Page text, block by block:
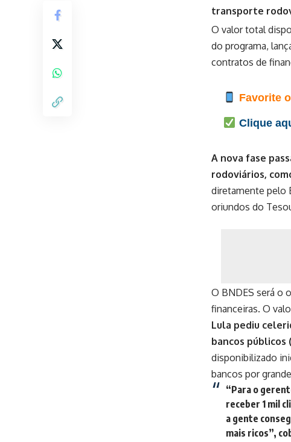
transporte
O valor total
do programa,
contratos de
Favorite
Clique
A nova fase
rodoviários,
diretamente pelo
oriundos do
O BNDES será o
financeiras. O
Lula pediu
bancos públicos
disponibilizado
bancos por
“Para o
receber 1 mil
a gente
mais ricos”,